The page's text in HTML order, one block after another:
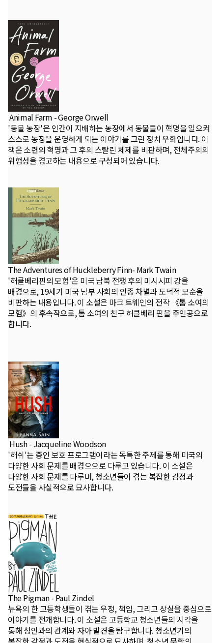
Animal Farm - George Orwell
'동물 농장'은 인간이 지배하는 농장에서 동물들이 혁명을 일으켜
스스로 농장을 운영하게 되는 이야기를 그린 정치 우화입니다. 이
책은 소련의 혁명과 그 후의 스탈린 체제를 비판하며, 전체주의의
위험성을 경고하는 내용으로 구성되어 있습니다.
The Adventures of Huckleberry Finn- Mark Twain
'허클베리핀의 모험'은 미국 남북 전쟁 후의 미시시피 강을
배경으로, 19세기 미국 남부 사회의 인종 차별과 도덕적 모순을
비판하는 내용입니다. 이 소설은 마크 트웨인의 전작 《톰 소여의
모험》의 후속작으로, 톰 소여의 친구 허클베리 핀을 주인공으로
합니다.
Hush - Jacqueline Woodson
'허쉬'는 증인 보호 프로그램이라는 독특한 주제를 통해 미국의
다양한 사회 문제를 배경으으로 다루고 있습니다. 이 소설은
다양한 사회 문제를 다루며, 청소년들이 겪는 복잡한 감정과
도전들을 사실적으로 묘사합니다.
The Pigman - Paul Zindel
뉴욕의 한 고등학생들이 겪는 우정, 책임, 그리고 상실을 중심으로
이야기를 전개합니다. 이 소설은 고등학교 청소년들의 시각을
통해 성인과의 관계와 자아 발견을 탐구합니다. 청소년기의